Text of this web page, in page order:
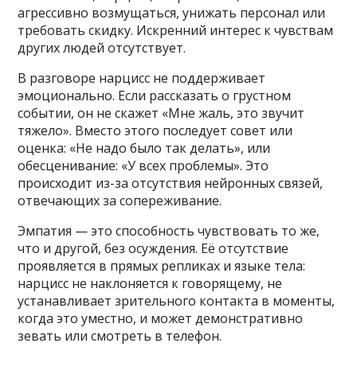
агрессивно возмущаться, унижать персонал или
требовать скидку. Искренний интерес к чувствам
других людей отсутствует.
В разговоре нарцисс не поддерживает
эмоционально. Если рассказать о грустном
событии, он не скажет «Мне жаль, это звучит
тяжело». Вместо этого последует совет или
оценка: «Не надо было так делать», или
обесценивание: «У всех проблемы». Это
происходит из-за отсутствия нейронных связей,
отвечающих за сопереживание.
Эмпатия — это способность чувствовать то же,
что и другой, без осуждения. Её отсутствие
проявляется в прямых репликах и языке тела:
нарцисс не наклоняется к говорящему, не
устанавливает зрительного контакта в моменты,
когда это уместно, и может демонстративно
зевать или смотреть в телефон.